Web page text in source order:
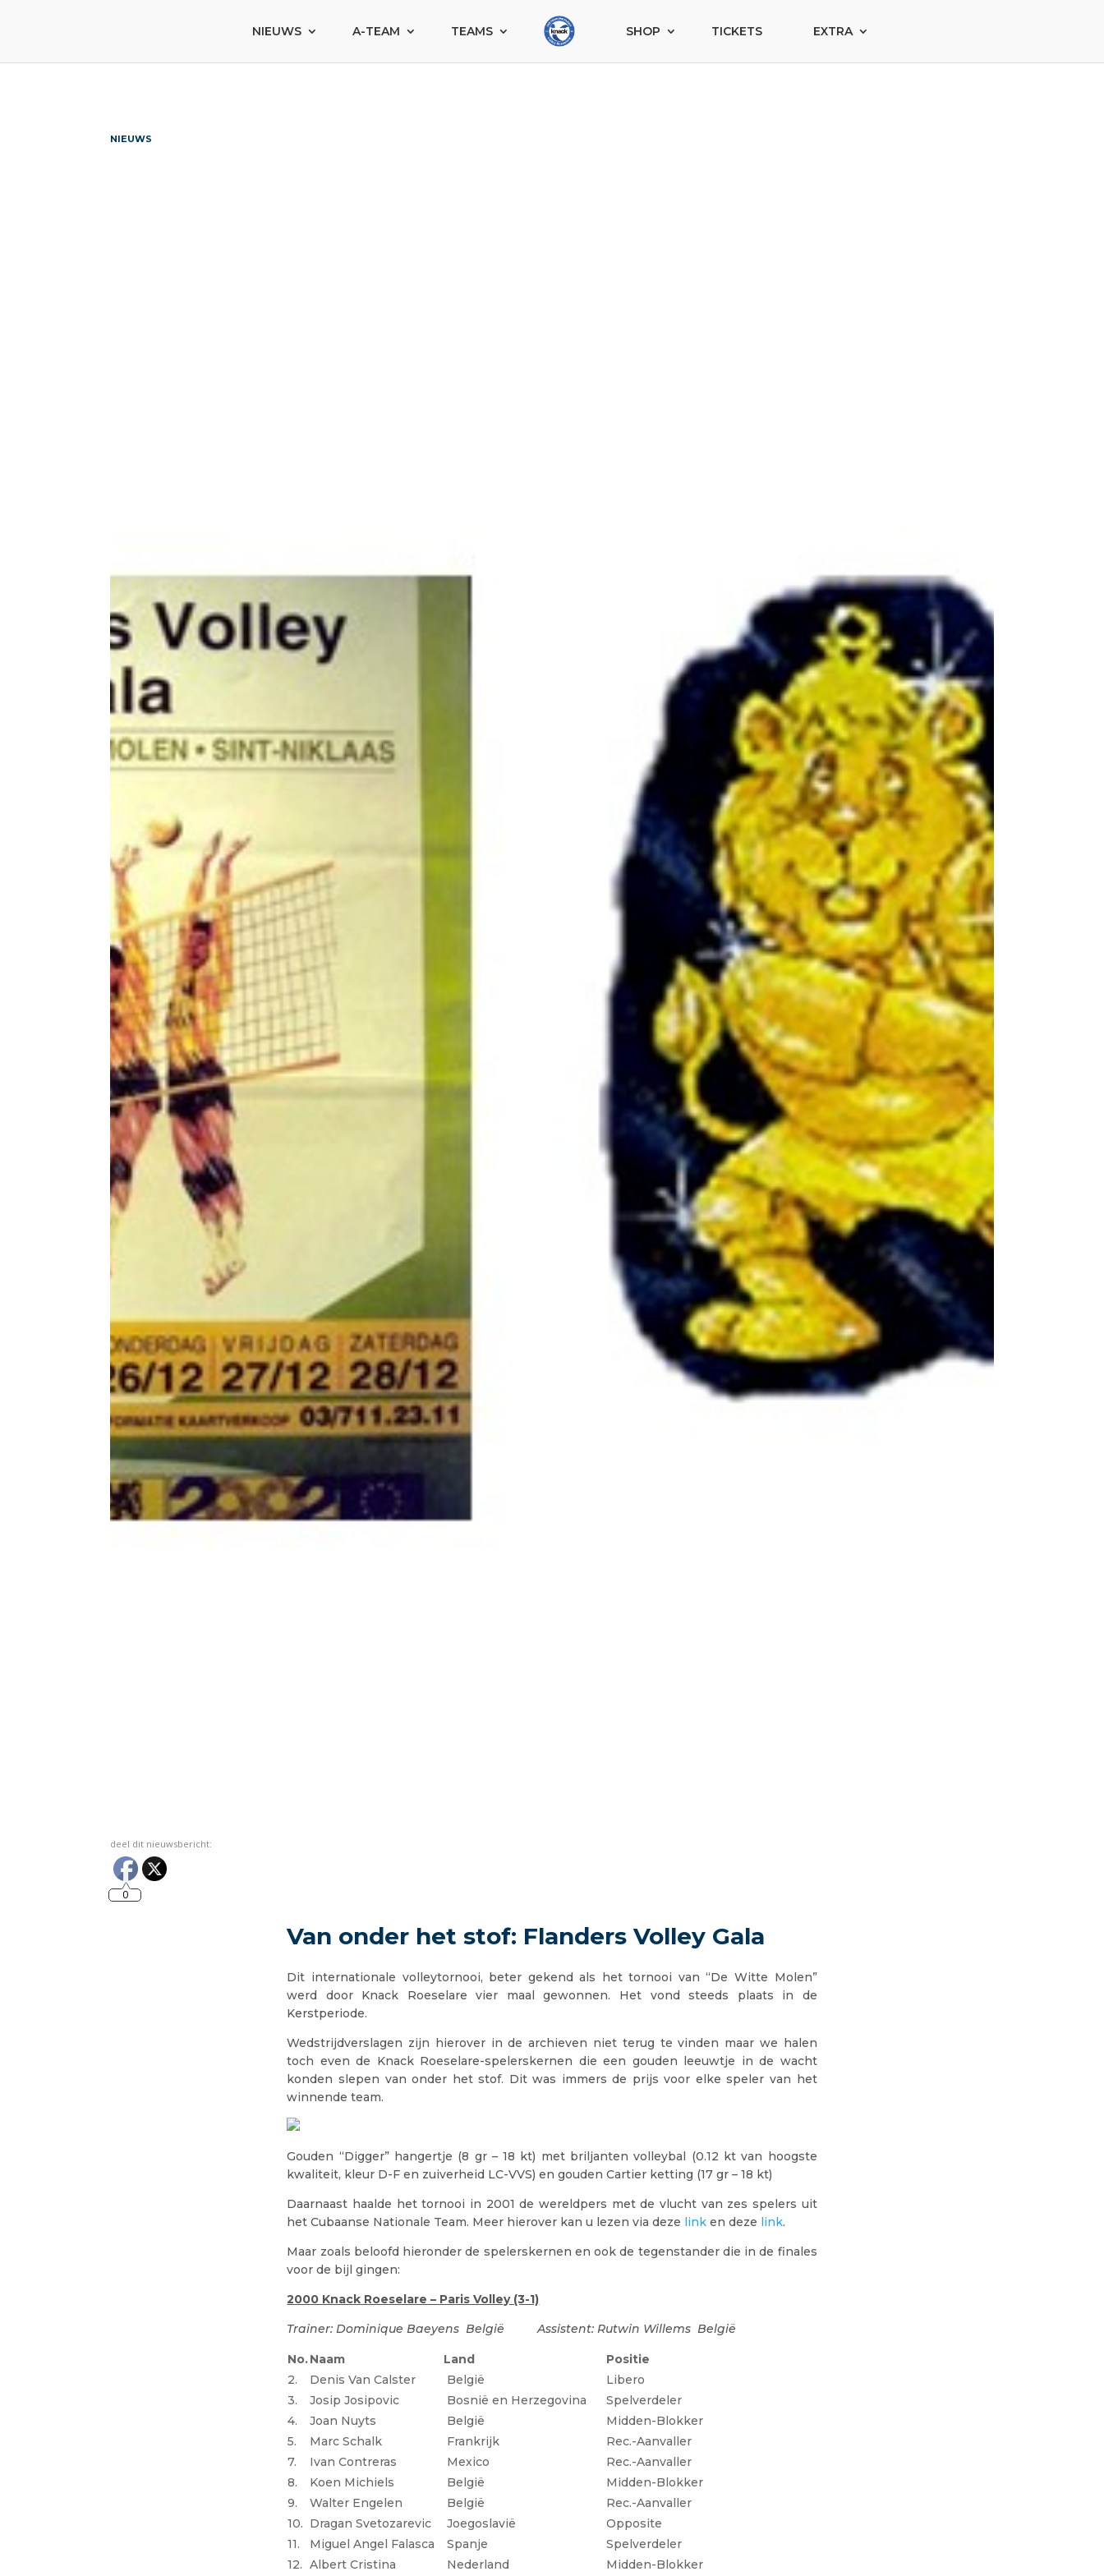
NIEUWS A-TEAM TEAMS SHOP TICKETS EXTRA
NIEUWS
deel dit nieuwsbericht:
0
Van onder het stof: Flanders Volley Gala
Dit internationale volleytornooi, beter gekend als het tornooi van “De Witte Molen”
werd door Knack Roeselare vier maal gewonnen. Het vond steeds plaats in de
Kerstperiode.
Wedstrijdverslagen zijn hierover in de archieven niet terug te vinden maar we halen
toch even de Knack Roeselare-spelerskernen die een gouden leeuwtje in de wacht
konden slepen van onder het stof. Dit was immers de prijs voor elke speler van het
winnende team.
Gouden “Digger” hangertje (8 gr – 18 kt) met briljanten volleybal (0.12 kt van hoogste
kwaliteit, kleur D-F en zuiverheid LC-VVS) en gouden Cartier ketting (17 gr – 18 kt)
Daarnaast haalde het tornooi in 2001 de wereldpers met de vlucht van zes spelers uit
het Cubaanse Nationale Team. Meer hierover kan u lezen via deze link en deze link.
Maar zoals beloofd hieronder de spelerskernen en ook de tegenstander die in de finales
voor de bijl gingen:
2000 Knack Roeselare – Paris Volley (3-1)
Trainer: Dominique Baeyens België Assistent: Rutwin Willems België
No.Naam Land
Positie
2.
Denis Van Calster België
Libero
3.
Josip Josipovic Bosnië en Herzegovina
Spelverdeler
4.
Joan Nuyts België
Midden-Blokker
5.
Marc Schalk Frankrijk
Rec.-Aanvaller
7.
Ivan Contreras Mexico
Rec.-Aanvaller
8.
Koen Michiels België
Midden-Blokker
9.
Walter Engelen België
Rec.-Aanvaller
10. Dragan Svetozarevic Joegoslavië
Opposite
11.
Miguel Angel Falasca Spanje
Spelverdeler
12. Albert Cristina Nederland Midden-Blokker